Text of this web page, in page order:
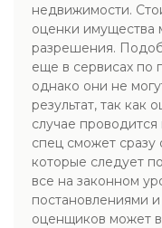
недвижимости.
оценки имущества
разрешения.
еще в сервисах по
однако они не
результат, так как
случае
спец сможет сразу
которые следует
все на законном
постановлениями
оценщиков может